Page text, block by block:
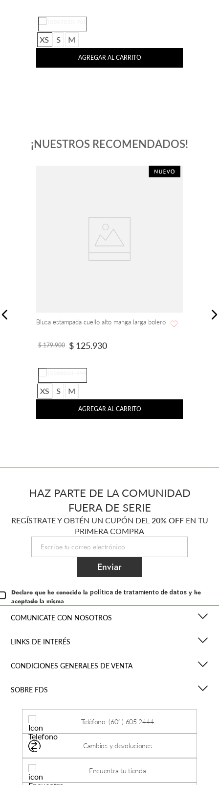
XS S M
AGREGAR AL CARRITO
¡NUESTROS RECOMENDADOS!
Blusa estampada cuello alto manga larga bolero
$ 179.900 $ 125.930
XS S M
AGREGAR AL CARRITO
HAZ PARTE DE LA COMUNIDAD
FUERA DE SERIE
REGÍSTRATE Y OBTÉN UN CUPÓN DEL 20% OFFEN TU
PRIMERA COMPRA
Enviar
Declaro que he conocido la política de tratamiento de datos y he
aceptado la misma
COMUNICATE CON NOSOTROS
LINKS DE INTERÉS
CONDICIONES GENERALES DE VENTA
SOBRE FDS
Teléfono: (601) 605 2444
Cambios y devoluciones
Encuentra tu tienda